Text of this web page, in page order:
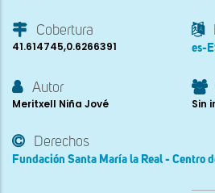
Cobertura
41.614745,0.6266391 es-
Autor
Meritxell Niña Jové Sin
Derechos
Fundación Santa María la Real - Centro